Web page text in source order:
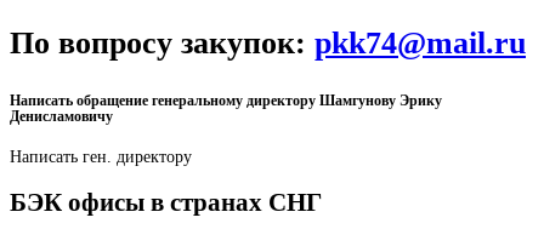
По вопросу закупок: pkk74@mail.ru
Написать обращение генеральному директору Шамгунову Эрику
Денисламовичу
Написать ген. директору
БЭК офисы в странах СНГ